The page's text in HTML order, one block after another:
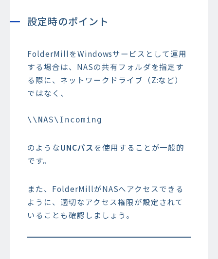
設定時のポイント
FolderMillをWindowsサービスとして運用
する場合は、NASの共有フォルダを指定す
る際に、ネットワークドライブ（Z:など）
ではなく、
のようなUNCパス を使用することが一般的
です。
また、FolderMillがNASへアクセスできる
ように、適切なアクセス権限が設定されて
いることも確認しましょう。